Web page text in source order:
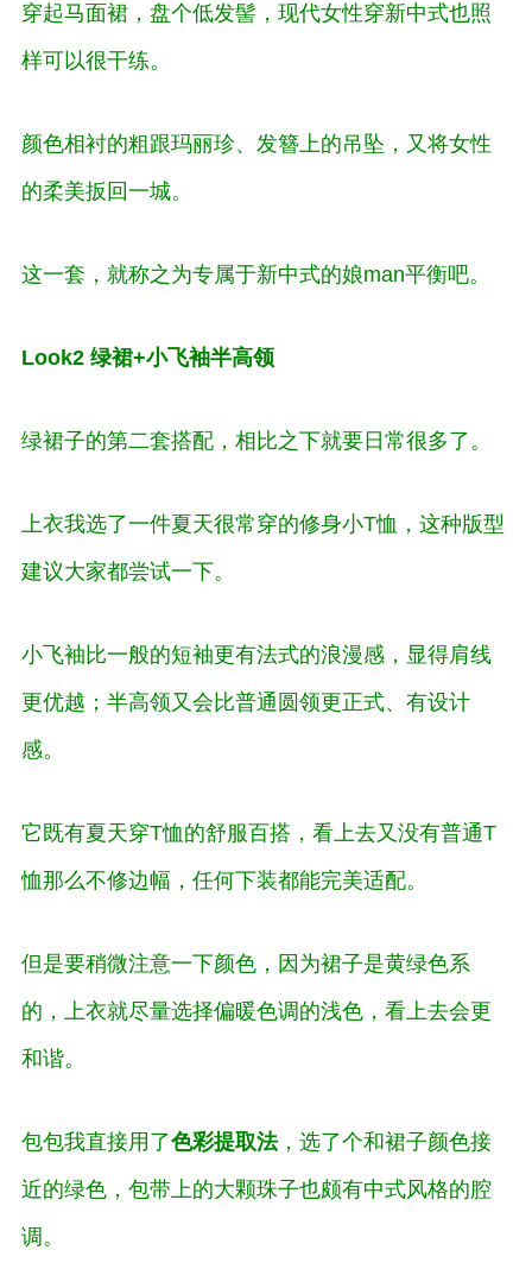
穿起马面裙，盘个低发髻，现代女性穿新中式也照
样可以很干练。
颜色相衬的粗跟玛丽珍、发簪上的吊坠，又将女性
的柔美扳回一城。
这一套，就称之为专属于新中式的娘man平衡吧。
Look2 绿裙+小飞袖半高领
绿裙子的第二套搭配，相比之下就要日常很多了。
上衣我选了一件夏天很常穿的修身小T恤，这种版型
建议大家都尝试一下。
小飞袖比一般的短袖更有法式的浪漫感 ，显得肩线
更优越；半高领又会比普通圆领更正式、有设计
感。
它既有夏天穿T恤的舒服百搭，看上去又没有普通T
恤那么不修边幅，任何下装都能完美适配。
但是要稍微注意一下颜色，因为裙子是黄绿色系
的，上衣就尽量选择偏暖色调 的浅色，看上去会更
和谐。
包包我直接用了色彩提取法，选了个和裙子颜色接
近的绿色，包带上的大颗珠子也颇有中式风格的腔
调。